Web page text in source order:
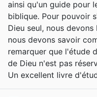
ainsi qu'un guide pour
biblique. Pour pouvoir
Dieu seul, nous
nous devons savoir
remarquer que l'étude
de Dieu n'est pas
Un excellent livre